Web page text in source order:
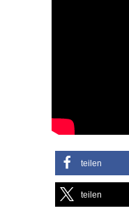
teilen
teilen